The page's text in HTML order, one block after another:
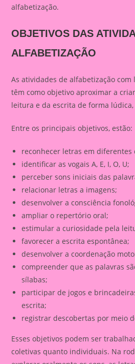
alfabetização.
OBJETIVOS DAS
ALFABETIZAÇÃO
As atividades de alfabetização com
têm como objetivo aproximar a
leitura e da escrita de forma
Entre os principais objetivos, estão:
reconhecer letras em diferentes
identificar as vogais A, E, I, O, U;
perceber sons iniciais das
relacionar letras a imagens;
desenvolver a consciência
ampliar o repertório oral;
estimular a curiosidade pela
favorecer a escrita espontânea;
desenvolver a coordenação
compreender que as palavras
sílabas;
participar de jogos e
escrita;
registrar descobertas por meio
Esses objetivos podem ser
coletivas quanto individuais. Na